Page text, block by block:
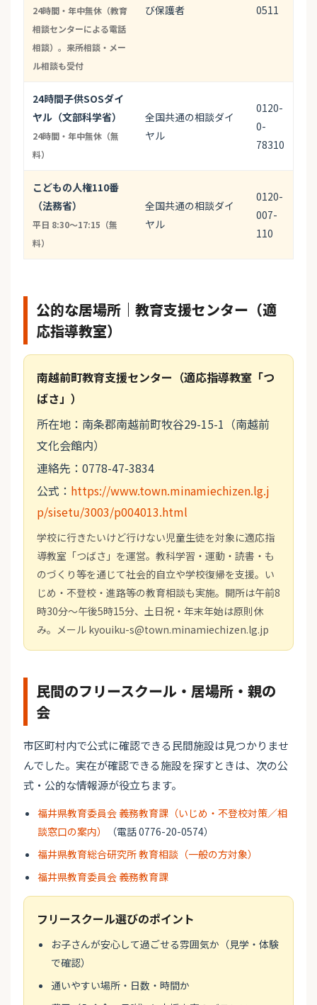
24時間・年中無休（教育
相談センターによる電話
相談）。来所相談・メー
ル相談も受付
び保護者
0511
24時間子供SOSダイ
ヤル（文部科学省）
24時間・年中無休（無
料）
全国共通の相談ダイ
ヤル
0120-
0-
78310
こどもの人権110番
（法務省）
平日 8:30〜17:15（無
料）
全国共通の相談ダイ
ヤル
0120-
007-
110
公的な居場所｜教育支援センター（適
応指導教室）
南越前町教育支援センター（適応指導教室「つ
ばさ」）
所在地：南条郡南越前町牧谷29-15-1（南越前
文化会館内）
連絡先：0778-47-3834
公式： https://www.town.minamiechizen.lg.j
p/sisetu/3003/p004013.html
学校に行きたいけど行けない児童生徒を対象に適応指
導教室「つばさ」を運営。教科学習・運動・読書・も
のづくり等を通じて社会的自立や学校復帰を支援。い
じめ・不登校・進路等の教育相談も実施。開所は午前8
時30分〜午後5時15分、土日祝・年末年始は原則休
み。メール kyouiku-s@town.minamiechizen.lg.jp
民間のフリースクール・居場所・親の
会
市区町村内で公式に確認できる民間施設は見つかりませ
んでした。実在が確認できる施設を探すときは、次の公
式・公的な情報源が役立ちます。
福井県教育委員会 義務教育課（いじめ・不登校対策／相
談窓口の案内）
（電話 0776-20-0574）
福井県教育総合研究所 教育相談（一般の方対象）
福井県教育委員会 義務教育課
フリースクール選びのポイント
お子さんが安心して過ごせる雰囲気か（見学・体験
で確認）
通いやすい場所・日数・時間か